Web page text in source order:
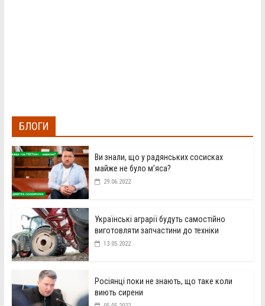
БЛОГИ
Ви знали, що у радянських сосисках
майже не було м’яса?
29.06.2022
Українські аграрії будуть самостійно
виготовляти запчастини до техніки
13.05.2022
Росіянці поки не знають, що таке коли
виють сирени